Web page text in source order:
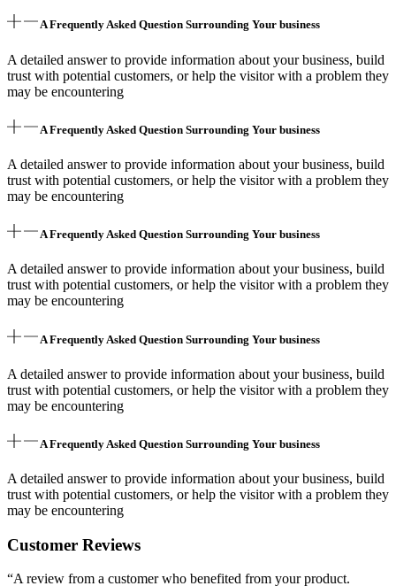
A Frequently Asked Question Surrounding Your business
A detailed answer to provide information about your business, build
trust with potential customers, or help the visitor with a problem they
may be encountering
A Frequently Asked Question Surrounding Your business
A detailed answer to provide information about your business, build
trust with potential customers, or help the visitor with a problem they
may be encountering
A Frequently Asked Question Surrounding Your business
A detailed answer to provide information about your business, build
trust with potential customers, or help the visitor with a problem they
may be encountering
A Frequently Asked Question Surrounding Your business
A detailed answer to provide information about your business, build
trust with potential customers, or help the visitor with a problem they
may be encountering
A Frequently Asked Question Surrounding Your business
A detailed answer to provide information about your business, build
trust with potential customers, or help the visitor with a problem they
may be encountering
Customer Reviews
“A review from a customer who benefited from your product.